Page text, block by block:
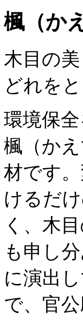
楓（か
木目の
どれを
環境保
楓（か
材です
けるだ
く、木
も申し
に演出
で、官